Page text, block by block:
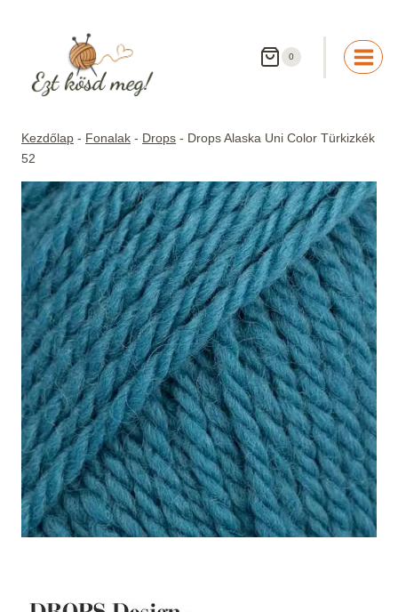
0
Kezdőlap - Fonalak - Drops - Drops Alaska Uni Color Türkizkék
52